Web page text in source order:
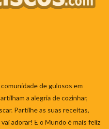
de gulosos em
a alegria de cozinhar,
Partilhe as suas receitas,
adorar! E o Mundo é mais feliz